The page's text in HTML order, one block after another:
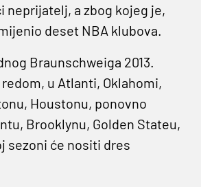
neprijatelj, a zbog kojeg je,
deset NBA klubova.
Braunschweiga 2013.
u Atlanti, Oklahomi,
Houstonu, ponovno
Brooklynu, Golden Stateu,
sezoni će nositi dres